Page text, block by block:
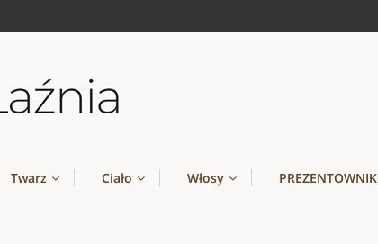
Twarz Ciało Włosy PREZENTOWNIK